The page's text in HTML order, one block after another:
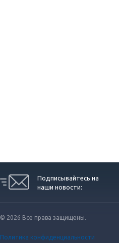
Подписывайтесь на
наши новости:
© 2026 Все права защищены.
Политика конфиденциальности